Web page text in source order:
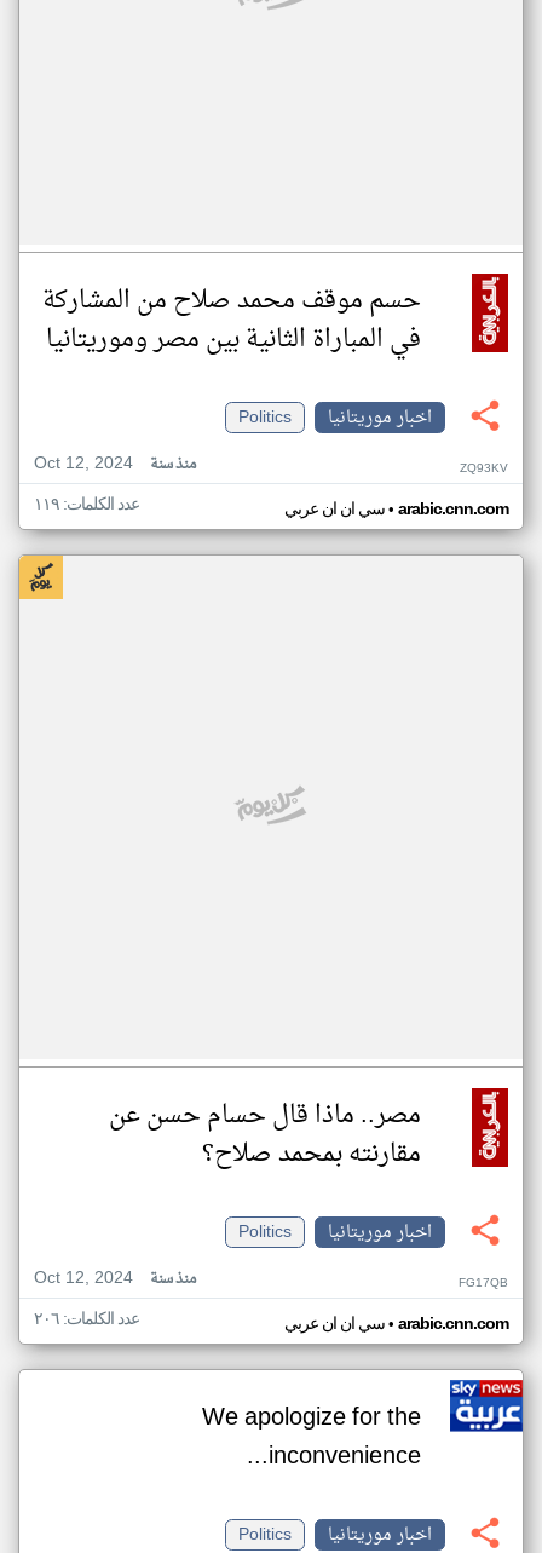
حسم موقف محمد صلاح من المشاركة
في المباراة الثانية بين مصر وموريتانيا
اخبار موريتانيا
Politics
Oct 12, 2024
منذ سنة ZQ93KV
سي ان ان عربي• arabic.cnn.com عدد الكلمات: ١١٩
مصر.. ماذا قال حسام حسن عن
مقارنته بمحمد صلاح؟
اخبار موريتانيا
Politics
Oct 12, 2024
منذ سنة FG17QB
سي ان ان عربي• arabic.cnn.com عدد الكلمات: ٢٠٦
We apologize for the
inconvenience...
اخبار موريتانيا
Politics